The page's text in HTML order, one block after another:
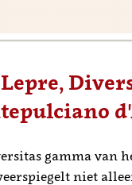
Lepre,
gamma van
niet